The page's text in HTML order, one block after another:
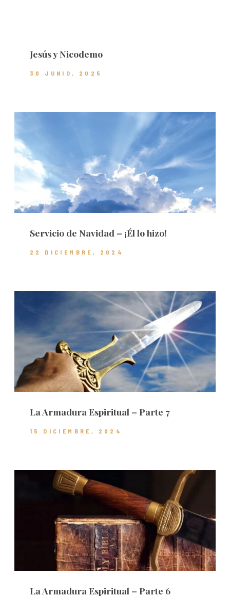
Jesús y Nicodemo
30 JUNIO, 2025
Servicio de Navidad – ¡Él lo hizo!
22 DICIEMBRE, 2024
La Armadura Espiritual – Parte 7
15 DICIEMBRE, 2024
La Armadura Espiritual – Parte 6